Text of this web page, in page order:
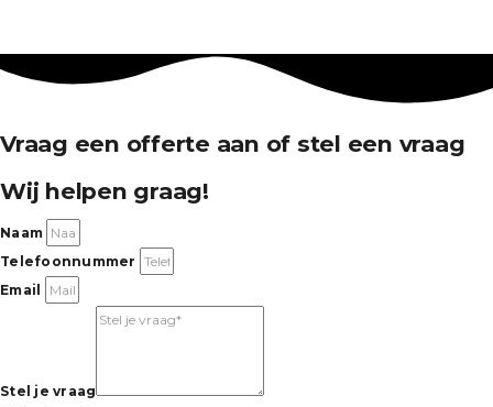
Vraag een offerte aan of stel een vraag
Wij helpen graag!
Naam
Telefoonnummer
Email
Stel je vraag